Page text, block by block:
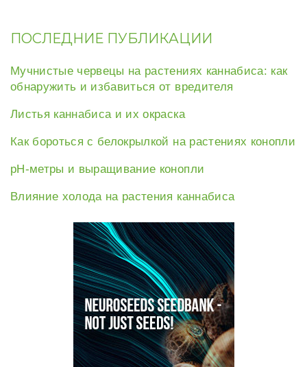
ПОСЛЕДНИЕ ПУБЛИКАЦИИ
Мучнистые червецы на растениях каннабиса: как
обнаружить и избавиться от вредителя
Листья каннабиса и их окраска
Как бороться с белокрылкой на растениях конопли
рН-метры и выращивание конопли
Влияние холода на растения каннабиса